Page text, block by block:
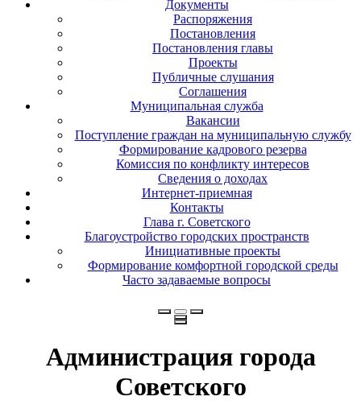
Документы
Распоряжения
Постановления
Постановления главы
Проекты
Публичные слушания
Соглашения
Муниципальная служба
Вакансии
Поступление граждан на муниципальную службу
Формирование кадрового резерва
Комиссия по конфликту интересов
Сведения о доходах
Интернет-приемная
Контакты
Глава г. Советского
Благоустройство городских пространств
Инициативные проекты
Формирование комфортной городской среды
Часто задаваемые вопросы
Администрация города
Советского